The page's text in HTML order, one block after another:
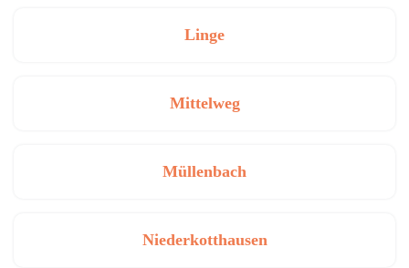
Linge
Mittelweg
Müllenbach
Niederkotthausen